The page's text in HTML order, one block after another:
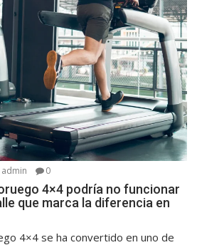
admin 0
4×4 podría no funcionar
que marca la diferencia en
4×4 se ha convertido en uno de